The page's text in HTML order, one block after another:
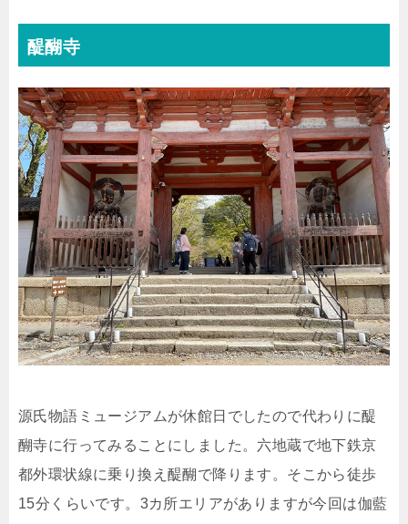
醍醐寺
源氏物語ミュージアムが休館日でしたので代わりに醍
醐寺に行ってみることにしました。六地蔵で地下鉄京
都外環状線に乗り換え醍醐で降ります。そこから徒歩
15分くらいです。3カ所エリアがありますが今回は伽藍